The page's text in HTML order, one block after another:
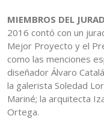
MIEMBROS DEL
2016 contó con un
Mejor Proyecto y el
como las menciones
diseñador Álvaro
la galerista Soledad
Mariné; la arquitecta
Ortega.